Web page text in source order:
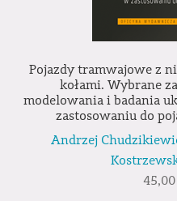
Pojazdy tramwajowe z
kołami. Wybrane
modelowania i badania
zastosowaniu do
Andrzej
45,00